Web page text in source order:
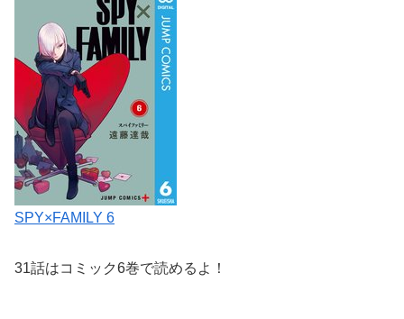
SPY×FAMILY 6
31話はコミック6巻で読めるよ！